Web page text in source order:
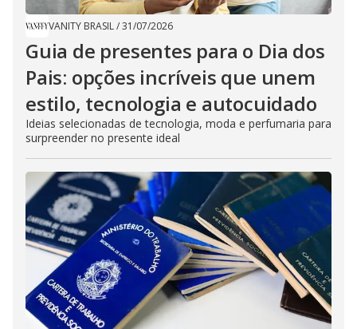
VANITY BRASIL/31/07/2026
Guia de presentes para o Dia dos
Pais: opções incríveis que unem
estilo, tecnologia e autocuidado
Ideias selecionadas de tecnologia, moda e perfumaria para
surpreender no presente ideal